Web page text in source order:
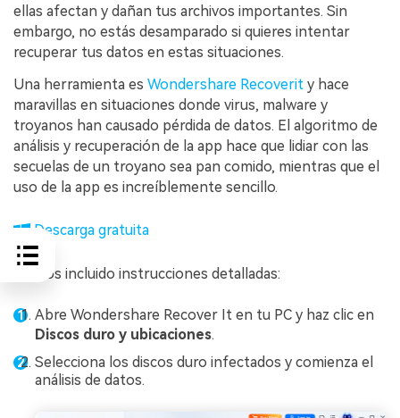
ellas afectan y dañan tus archivos importantes. Sin
embargo, no estás desamparado si quieres intentar
recuperar tus datos en estas situaciones.
Una herramienta es Wondershare Recoverit y hace
maravillas en situaciones donde virus, malware y
troyanos han causado pérdida de datos. El algoritmo de
análisis y recuperación de la app hace que lidiar con las
secuelas de un troyano sea pan comido, mientras que el
uso de la app es increíblemente sencillo.
Descarga gratuita
Hemos incluido instrucciones detalladas:
Abre Wondershare Recover It en tu PC y haz clic en
Discos duro y ubicaciones.
Selecciona los discos duro infectados y comienza el
análisis de datos.